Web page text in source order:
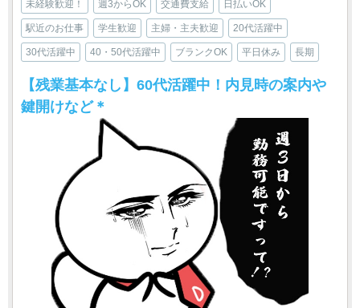
未経験歓迎！ 週3からOK 交通費支給 日払いOK
駅近のお仕事 学生歓迎 主婦・主夫歓迎 20代活躍中
30代活躍中 40・50代活躍中 ブランクOK 平日休み 長期
【残業基本なし】60代活躍中！内見時の案内や
鍵開けなど＊